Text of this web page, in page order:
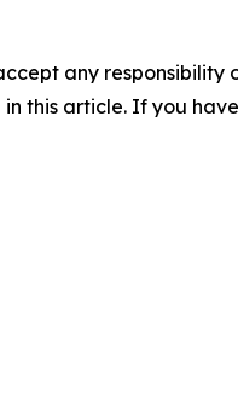
any
this article. If you